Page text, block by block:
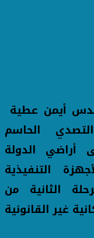
الحاسم
أراضي الدولة
التنفيذية
الثانية من